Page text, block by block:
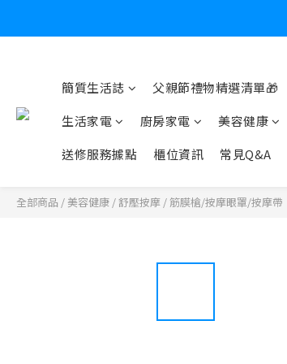
簡質生活誌 父親節禮物精選清單🎁
生活家電
廚房家電 美容健康
送修服務據點
櫃位資訊 常見Q&A
全部商品 / 美容健康 /舒壓按摩 /筋膜槍/按摩眼罩/按摩帶